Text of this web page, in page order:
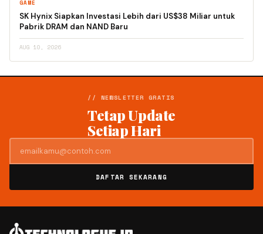
GAME
SK Hynix Siapkan Investasi Lebih dari US$38 Miliar untuk
Pabrik DRAM dan NAND Baru
AUG 10, 2026
// NEWSLETTER GRATIS
Tetap Update
Setiap Hari
DAFTAR SEKARANG